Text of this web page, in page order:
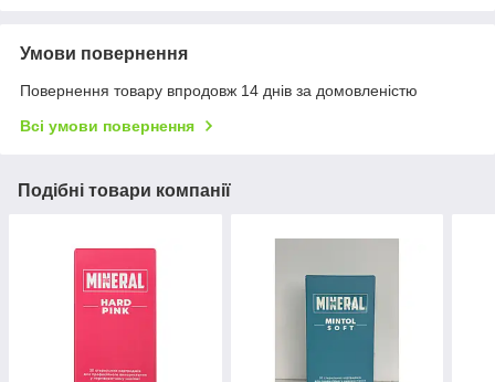
Умови повернення
Повернення товару впродовж 14 днів за домовленістю
Всі умови повернення
Подібні товари компанії